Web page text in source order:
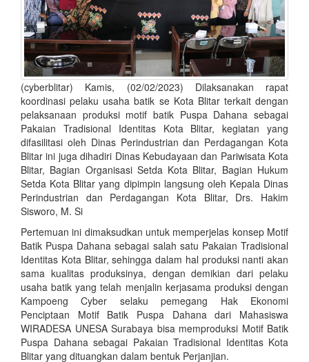
(cyberblitar) Kamis, (02/02/2023) Dilaksanakan rapat
koordinasi pelaku usaha batik se Kota Blitar terkait dengan
pelaksanaan produksi motif batik Puspa Dahana sebagai
Pakaian Tradisional Identitas Kota Blitar, kegiatan yang
difasilitasi oleh Dinas Perindustrian dan Perdagangan Kota
Blitar ini juga dihadiri Dinas Kebudayaan dan Pariwisata Kota
Blitar, Bagian Organisasi Setda Kota Blitar, Bagian Hukum
Setda Kota Blitar yang dipimpin langsung oleh Kepala Dinas
Perindustrian dan Perdagangan Kota Blitar, Drs. Hakim
Sisworo, M. Si
Pertemuan ini dimaksudkan untuk memperjelas konsep Motif
Batik Puspa Dahana sebagai salah satu Pakaian Tradisional
Identitas Kota Blitar, sehingga dalam hal produksi nanti akan
sama kualitas produksinya, dengan demikian dari pelaku
usaha batik yang telah menjalin kerjasama produksi dengan
Kampoeng Cyber selaku pemegang Hak Ekonomi
Penciptaan Motif Batik Puspa Dahana dari Mahasiswa
WIRADESA UNESA Surabaya bisa memproduksi Motif Batik
Puspa Dahana sebagai Pakaian Tradisional Identitas Kota
Blitar yang dituangkan dalam bentuk Perjanjian.